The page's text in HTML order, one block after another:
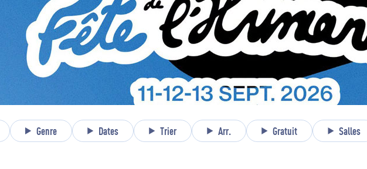
Genre Dates Trier Arr. Gratuit Salles